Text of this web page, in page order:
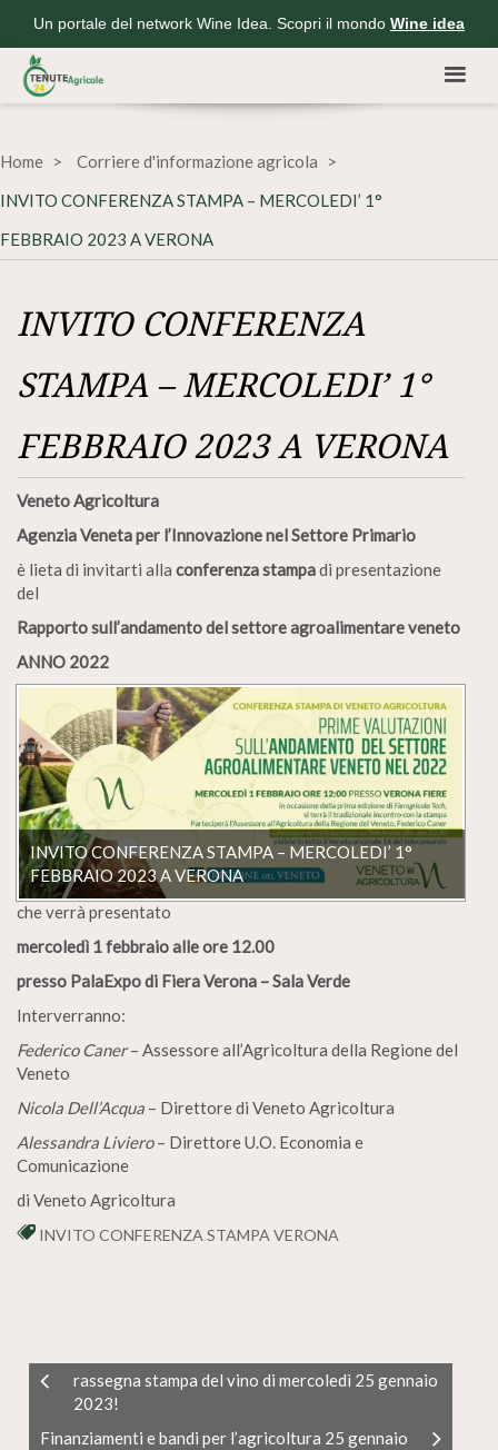
Un portale del network Wine Idea. Scopri il mondo Wine idea
Home
Corriere d'informazione agricola
INVITO CONFERENZA STAMPA – MERCOLEDI’ 1°
FEBBRAIO 2023 A VERONA
INVITO CONFERENZA
STAMPA – MERCOLEDI’ 1°
FEBBRAIO 2023 A VERONA
Veneto Agricoltura
Agenzia Veneta per l’Innovazione nel Settore Primario
è lieta di invitarti alla conferenza stampadi presentazione
del
Rapporto sull’andamento del settore agroalimentare veneto
ANNO 2022
INVITO CONFERENZA STAMPA – MERCOLEDI’ 1°
FEBBRAIO 2023 A VERONA
che verrà presentato
mercoledì 1 febbraio alle ore 12.00
presso PalaExpo di Fiera Verona – Sala Verde
Interverranno:
Federico Caner– Assessore all’Agricoltura della Regione del
Veneto
Nicola Dell’Acqua – Direttore di Veneto Agricoltura
Alessandra Liviero– Direttore U.O. Economia e
Comunicazione
di Veneto Agricoltura
INVITO CONFERENZA STAMPA VERONA
rassegna stampa del vino di mercoledì 25 gennaio
2023!
Finanziamenti e bandi per l’agricoltura 25 gennaio